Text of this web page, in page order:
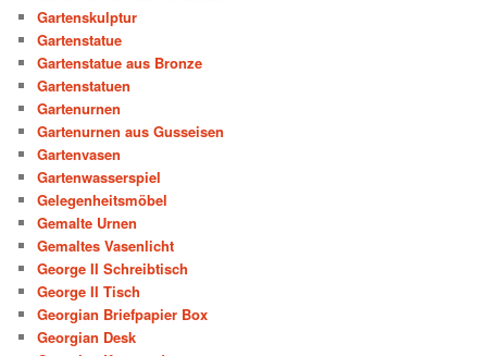
Gartenskulptur
Gartenstatue
Gartenstatue aus Bronze
Gartenstatuen
Gartenurnen
Gartenurnen aus Gusseisen
Gartenvasen
Gartenwasserspiel
Gelegenheitsmöbel
Gemalte Urnen
Gemaltes Vasenlicht
George II Schreibtisch
George II Tisch
Georgian Briefpapier Box
Georgian Desk